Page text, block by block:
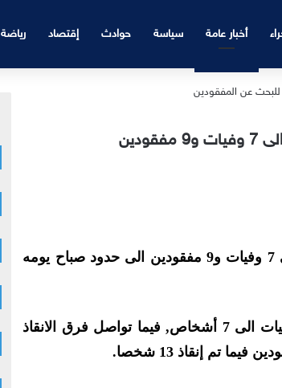
أخبار عامة سياسة حوادث إقتصاد رياضة
ارتفعت حصيلة ضحايا فيضانات طاطا, الى 7 وفيات و9 مفقودين الى حدود صباح يومه
وحسب مصدر مطلع, فقد ارتفع عدد الوفيات الى 7 أشخاص, فيما تواصل فرق الانقاذ